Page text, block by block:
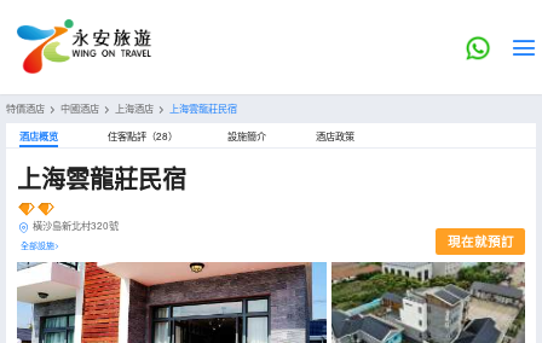
特價酒店 > 中國酒店 > 上海酒店 > 上海雲龍莊民宿
酒店概览 住客點評（28） 設施簡介 酒店政策
上海雲龍莊民宿
橫沙島新北村320號
全部設施> 現在就預訂